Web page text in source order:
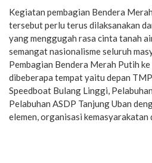
Kegiatan pembagian Bendera
tersebut perlu terus dilaksanakan
yang menggugah rasa cinta tanah
semangat nasionalisme seluruh
Pembagian Bendera Merah Putih
dibeberapa tempat yaitu depan
Speedboat Bulang Linggi,
Pelabuhan ASDP Tanjung Uban
elemen, organisasi kemasyarakatan